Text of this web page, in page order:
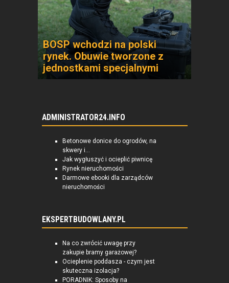
BOSP wchodzi na polski
rynek. Obuwie tworzone z
jednostkami specjalnymi
ADMINISTRATOR24.INFO
Betonowe donice do ogrodów, na
skwery i...
Jak wygłuszyć i ocieplić piwnicę
Rynek nieruchomości
Darmowe ebooki dla zarządców
nieruchomości
EKSPERTBUDOWLANY.PL
Na co zwrócić uwagę przy
zakupie bramy garażowej?
Ocieplenie poddasza - czym jest
skuteczna izolacja?
PORADNIK: Sposoby na